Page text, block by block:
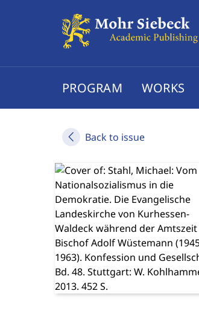
PROGRAM WORKS
Back to issue